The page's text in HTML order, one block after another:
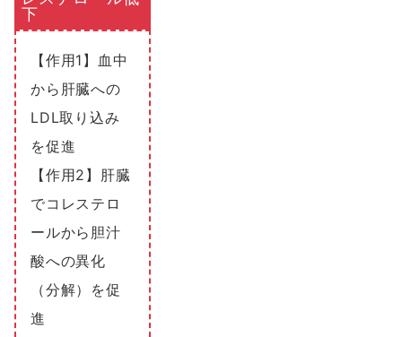
下
【作用1】血中
から肝臓への
LDL取り込み
を促進
【作用2】肝臓
でコレステロ
ールから胆汁
酸への異化
（分解）を促
進